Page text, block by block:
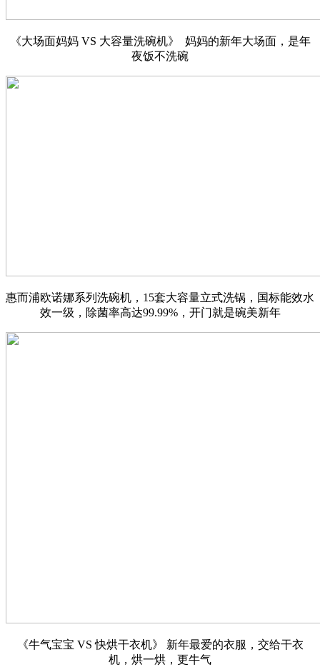
《大场面妈妈 VS 大容量洗碗机》 妈妈的新年大场面，是年
夜饭不洗碗
惠而浦欧诺娜系列洗碗机，15套大容量立式洗锅，国标能效水
效一级，除菌率高达99.99%，开门就是碗美新年
《牛气宝宝 VS 快烘干衣机》 新年最爱的衣服，交给干衣
机，烘一烘，更牛气